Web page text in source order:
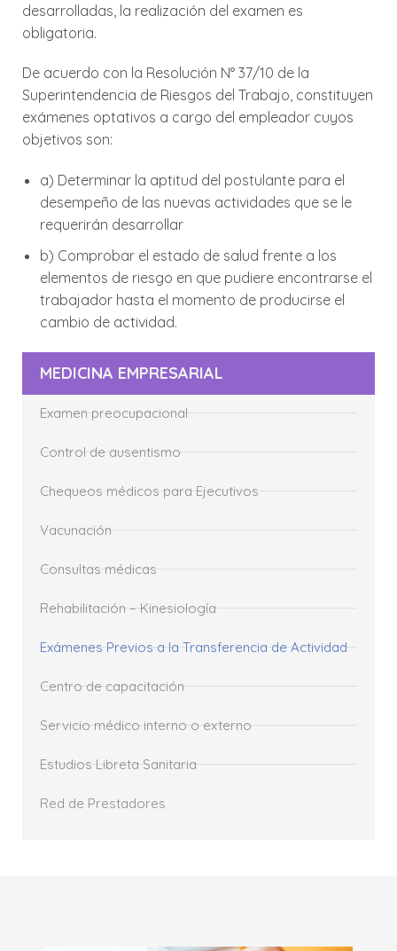
desarrolladas, la realización del examen es
obligatoria.
De acuerdo con la Resolución N° 37/10 de la
Superintendencia de Riesgos del Trabajo, constituyen
exámenes optativos a cargo del empleador cuyos
objetivos son:
a) Determinar la aptitud del postulante para el
desempeño de las nuevas actividades que se le
requerirán desarrollar
b) Comprobar el estado de salud frente a los
elementos de riesgo en que pudiere encontrarse el
trabajador hasta el momento de producirse el
cambio de actividad.
MEDICINA EMPRESARIAL
Examen preocupacional
Control de ausentismo
Chequeos médicos para Ejecutivos
Vacunación
Consultas médicas
Rehabilitación – Kinesiología
Exámenes Previos a la Transferencia de Actividad
Centro de capacitación
Servicio médico interno o externo
Estudios Libreta Sanitaria
Red de Prestadores